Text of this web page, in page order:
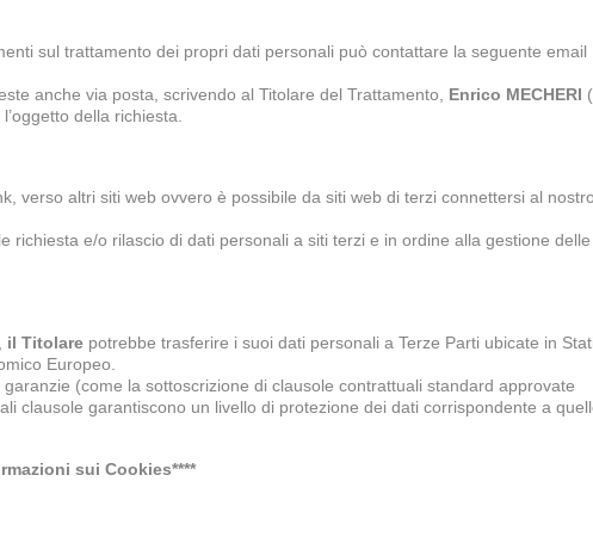
sul trattamento dei propri dati personali può contattare la seguente email
anche via posta, scrivendo al Titolare del Trattamento, Enrico MECHERI
della richiesta.
verso altri siti web ovvero è possibile da siti web di terzi connettersi al nostro
richiesta e/o rilascio di dati personali a siti terzi e in ordine alla gestione delle
il Titolare potrebbe trasferire i suoi dati personali a Terze Parti ubicate in Stati
Europeo.
(come la sottoscrizione di clausole contrattuali standard approvate
clausole garantiscono un livello di protezione dei dati corrispondente a
sui Cookies****